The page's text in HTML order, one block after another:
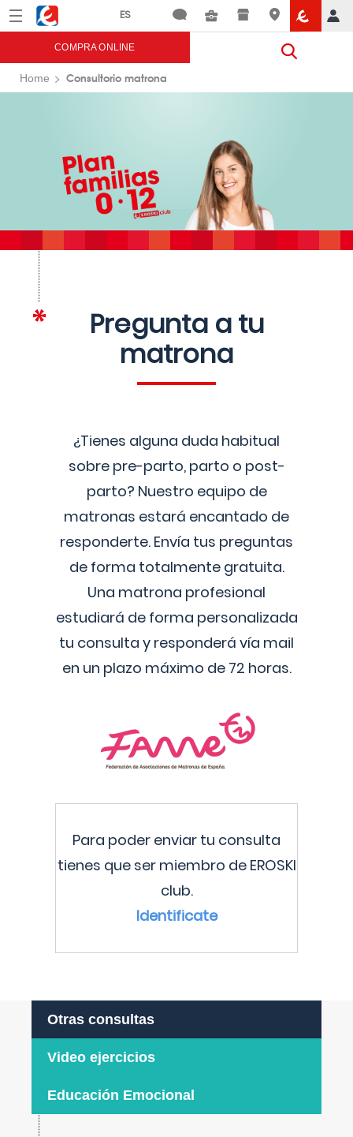
Menú Eroski
COMPRA ONLINE
Home Consultorio matrona
Pregunta a tu
matrona
¿Tienes alguna duda habitual
sobre pre-parto, parto o post-
parto? Nuestro equipo de
matronas estará encantado de
responderte. Envía tus preguntas
de forma totalmente gratuita.
Una matrona profesional
estudiará de forma personalizada
tu consulta y responderá vía mail
en un plazo máximo de 72 horas.
Para poder enviar tu consulta
tienes que ser miembro de EROSKI
club.
Identificate
Otras consultas
Video ejercicios
Educación Emocional